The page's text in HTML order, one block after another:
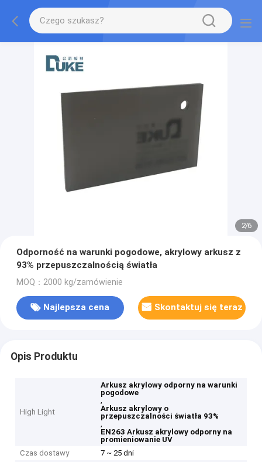
2/6
Odporność na warunki pogodowe, akrylowy arkusz z
93% przepuszczalnością światła
MOQ：2000 kg/zamówienie
Najlepsza cena Skontaktuj się teraz
Opis Produktu
High Light
Arkusz akrylowy odporny na warunki
pogodowe
,
Arkusz akrylowy o
przepuszczalności światła 93%
,
EN263 Arkusz akrylowy odporny na
promieniowanie UV
Czas dostawy
7 ~ 25 dni